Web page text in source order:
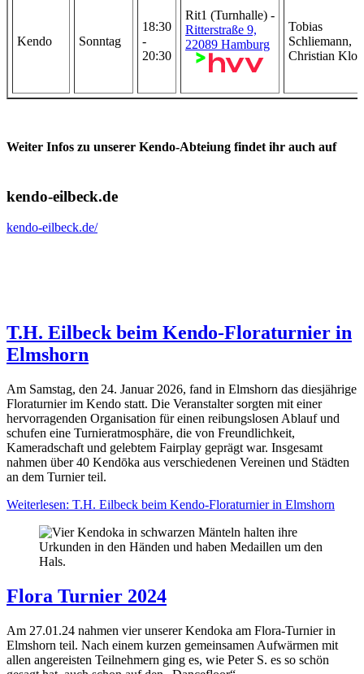
Kendo Sonntag
18:30
-
20:30
Rit1 (Turnhalle) -
Ritterstraße 9,
22089 Hamburg
Tobias
Schliemann,
Christian
Weiter Infos zu unserer Kendo-Abteiung findet ihr auch auf
kendo-eilbeck.de
kendo-eilbeck.de/
T.H. Eilbeck beim Kendo-Floraturnier in
Elmshorn
Am Samstag, den 24. Januar 2026, fand in Elmshorn das diesjährige
Floraturnier im Kendo statt. Die Veranstalter sorgten mit einer
hervorragenden Organisation für einen reibungslosen Ablauf und
schufen eine Turnieratmosphäre, die von Freundlichkeit,
Kameradschaft und gelebtem Fairplay geprägt war. Insgesamt
nahmen über 40 Kendōka aus verschiedenen Vereinen und Städten
an dem Turnier teil.
Weiterlesen: T.H. Eilbeck beim Kendo-Floraturnier in Elmshorn
Flora Turnier 2024
Am 27.01.24 nahmen vier unserer Kendoka am Flora-Turnier in
Elmshorn teil. Nach einem kurzen gemeinsamen Aufwärmen mit
allen angereisten Teilnehmern ging es, wie Peter S. es so schön